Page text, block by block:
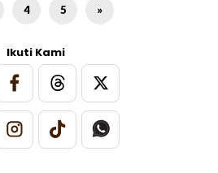
4 5 »
Ikuti Kami